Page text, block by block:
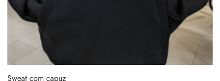
Sweat com capuz